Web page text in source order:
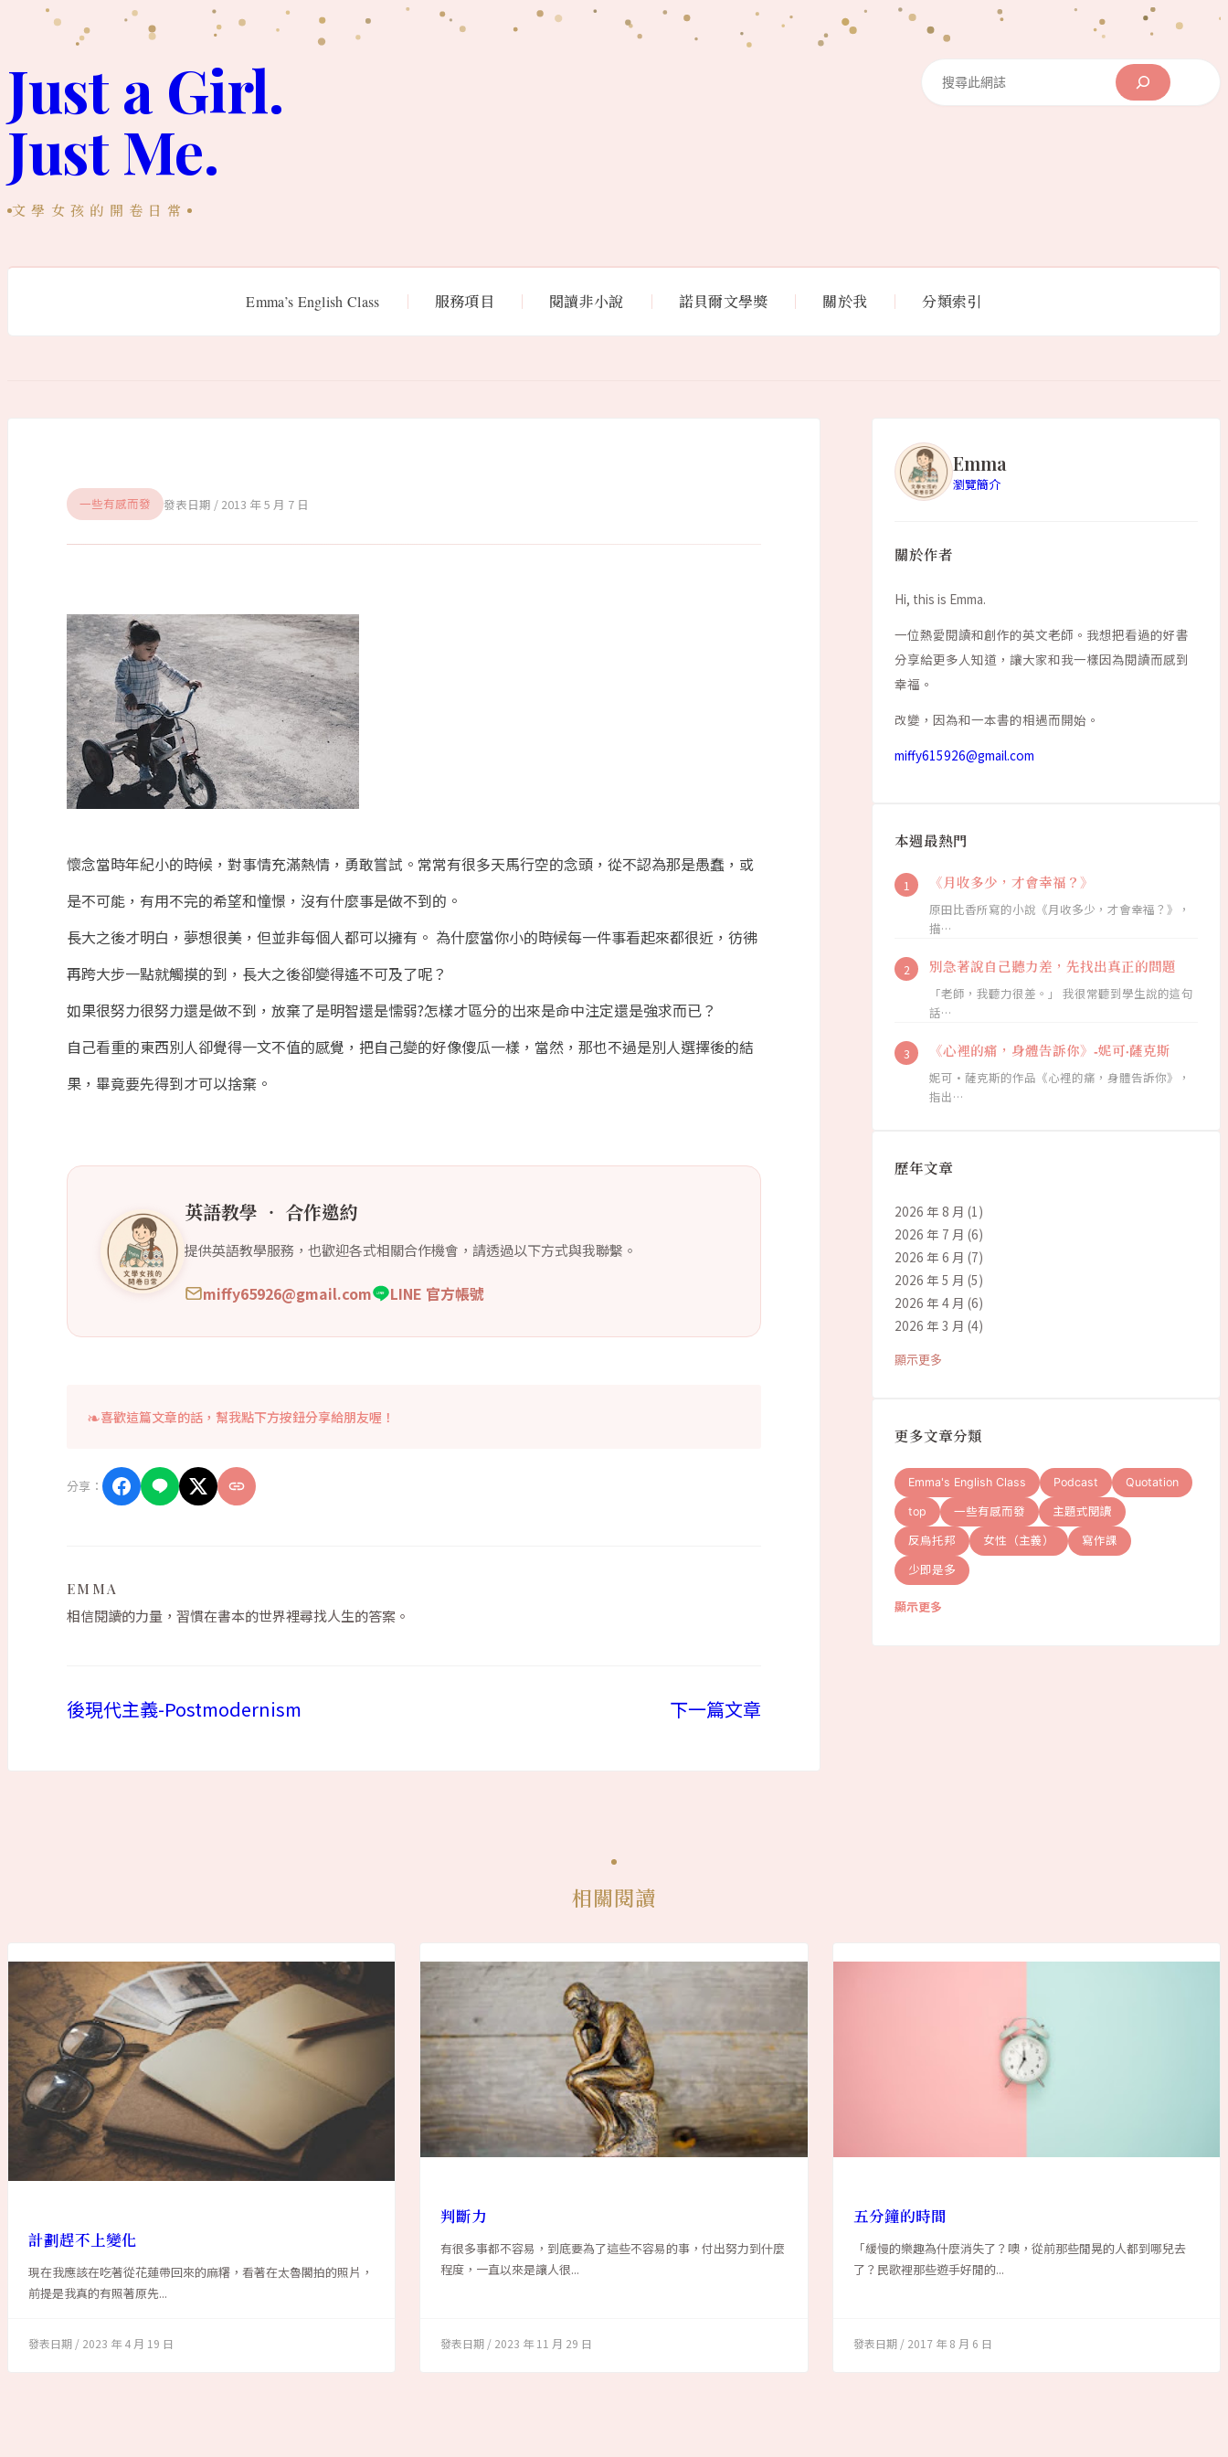
要
內
容
Just a Girl.
Just Me.
文學女孩的開卷日常
Search
Emma’s English Class 服務項目 閱讀非小說 諾貝爾文學獎 關於我 分類索引
一些有感而發 2013 年 5 月 7 日
懷念當時年紀小的時候，對事情充滿熱情，勇敢嘗試。常常有很多天馬行空的念頭，從不認為那是愚蠢，或
是不可能，有用不完的希望和憧憬，沒有什麼事是做不到的。
長大之後才明白，夢想很美，但並非每個人都可以擁有。 為什麼當你小的時候每一件事看起來都很近，彷彿
再跨大步一點就觸摸的到，長大之後卻變得遙不可及了呢？
如果很努力很努力還是做不到，放棄了是明智還是懦弱?怎樣才區分的出來是命中注定還是強求而已？
自己看重的東西別人卻覺得一文不值的感覺，把自己變的好像傻瓜一樣，當然，那也不過是別人選擇後的結
果，畢竟要先得到才可以捨棄。
英語教學 ‧ 合作邀約
提供英語教學服務，也歡迎各式相關合作機會，請透過以下方式與我聯繫。
miffy65926@gmail.com LINE 官方帳號
喜歡這篇文章的話，幫我點下方按鈕分享給朋友喔！
分享：
EMMA
相信閱讀的力量，習慣在書本的世界裡尋找人生的答案。
後現代主義-Postmodernism 下一篇文章
Emma
瀏覽簡介
關於作者
Hi, this is Emma.
一位熱愛閱讀和創作的英文老師。我想把看過的好書
分享給更多人知道，讓大家和我一樣因為閱讀而感到
幸福。
改變，因為和一本書的相遇而開始。
miffy615926@gmail.com
本週最熱門
《月收多少，才會幸福？》
原田比香所寫的小說《月收多少，才會幸福？》，
描…
別急著說自己聽力差，先找出真正的問題
「老師，我聽力很差。」 我很常聽到學生說的這句
話…
《心裡的痛，身體告訴你》-妮可·薩克斯
妮可·薩克斯的作品《心裡的痛，身體告訴你》，
指出…
歷年文章
2026 年 8 月 (1)
2026 年 7 月 (6)
2026 年 6 月 (7)
2026 年 5 月 (5)
2026 年 4 月 (6)
2026 年 3 月 (4)
顯示更多
更多文章分類
Emma's English Class Podcast Quotation
top 一些有感而發 主題式閱讀
反烏托邦 女性（主義） 寫作課
少即是多
顯示更多
相關閱讀
計劃趕不上變化
現在我應該在吃著從花蓮帶回來的麻糬，看著在太魯閣拍的照片，
前提是我真的有照著原先...
2023 年 4 月 19 日
判斷力
有很多事都不容易，到底要為了這些不容易的事，付出努力到什麼
程度，一直以來是讓人很...
2023 年 11 月 29 日
五分鐘的時間
「緩慢的樂趣為什麼消失了？噢，從前那些閒晃的人都到哪兒去
了？民歌裡那些遊手好閒的...
2017 年 8 月 6 日